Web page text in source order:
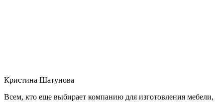
Кристина Шатунова
Всем, кто еще выбирает компанию для изготовления мебели,